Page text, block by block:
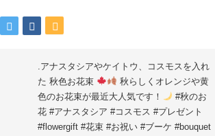
.アナスタシアやケイトウ、コスモスを入れ
た 秋色お花束
秋らしくオレンジや黄
色のお花束が最近大人気です！
#秋のお
花 #アナスタシア #コスモス #プレゼント
#flowergift #花束 #お祝い #ブーケ #bouquet